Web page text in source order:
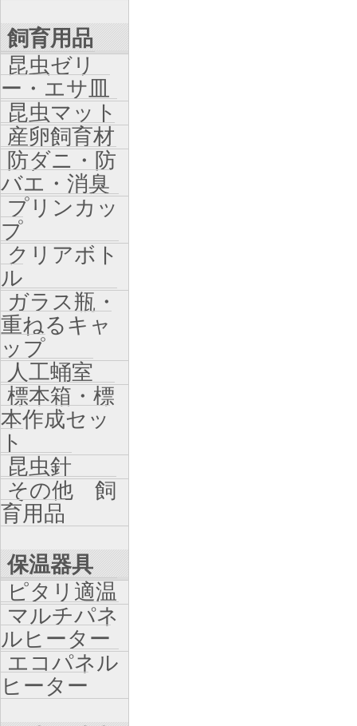
飼育用品
昆虫ゼリ
ー・エサ皿
昆虫マット
産卵飼育材
防ダニ・防
バエ・消臭
プリンカッ
プ
クリアボト
ル
ガラス瓶・
重ねるキャ
ップ
人工蛹室
標本箱・標
本作成セッ
ト
昆虫針
その他 飼
育用品
保温器具
ピタリ適温
マルチパネ
ルヒーター
エコパネル
ヒーター